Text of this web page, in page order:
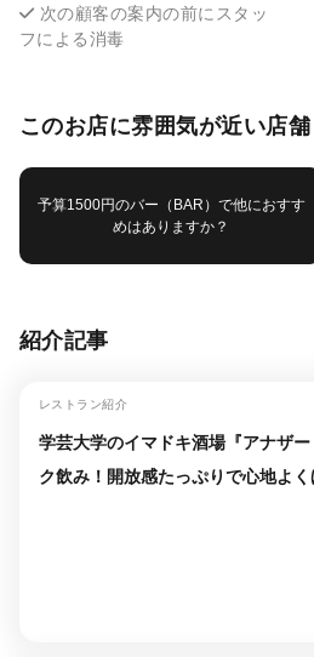
次の顧客の案内の前にスタッ
フによる消毒
このお店に雰囲気が近い店舗
予算1500円のバー（BAR）で他におすす
めはありますか？
紹介記事
レストラン紹介
学芸大学のイマドキ酒場『アナザ
ク飲み！開放感たっぷりで心地よ